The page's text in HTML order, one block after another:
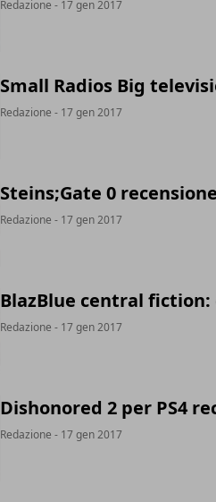
Redazione - 17 gen 2017
Small Radios Big
Redazione - 17 gen 2017
Steins;Gate 0
Redazione - 17 gen 2017
BlazBlue central
Redazione - 17 gen 2017
Dishonored 2 per PS4
Redazione - 17 gen 2017